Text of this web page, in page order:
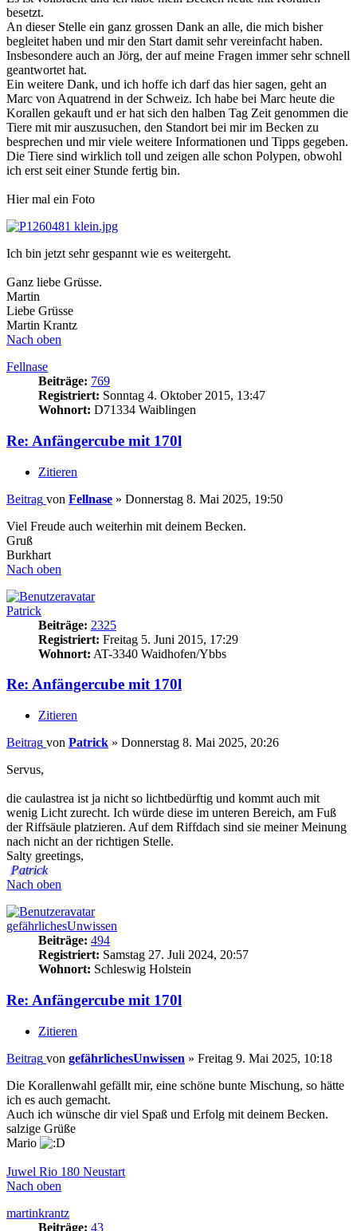
besetzt.
An dieser Stelle ein ganz grossen Dank an alle, die mich bisher
begleitet haben und mir den Start damit sehr vereinfacht haben.
Insbesondere auch an Jörg, der auf meine Fragen immer sehr schnell
geantwortet hat.
Ein weitere Dank, und ich hoffe ich darf das hier sagen, geht an
Marc von Aquatrend in der Schweiz. Ich habe bei Marc heute die
Korallen gekauft und er hat sich den halben Tag Zeit genommen die
Tiere mit mir auszusuchen, den Standort bei mir im Becken zu
besprechen und mir viele weitere Informationen und Tipps gegeben.
Die Tiere sind wirklich toll und zeigen alle schon Polypen, obwohl
ich erst seit einer Stunde fertig bin.
Hier mal ein Foto
Ich bin jetzt sehr gespannt wie es weitergeht.
Ganz liebe Grüsse.
Martin
Liebe Grüsse
Martin Krantz
Nach oben
Fellnase
Beiträge: 769
Registriert: Sonntag 4. Oktober 2015, 13:47
Wohnort: D71334 Waiblingen
Re: Anfängercube mit 170l
Zitieren
Beitrag von Fellnase » Donnerstag 8. Mai 2025, 19:50
Viel Freude auch weiterhin mit deinem Becken.
Gruß
Burkhart
Nach oben
Patrick
Beiträge: 2325
Registriert: Freitag 5. Juni 2015, 17:29
Wohnort: AT-3340 Waidhofen/Ybbs
Re: Anfängercube mit 170l
Zitieren
Beitrag von Patrick » Donnerstag 8. Mai 2025, 20:26
Servus,
die caulastrea ist ja nicht so lichtbedürftig und kommt auch mit
wenig Licht zurecht. Ich würde diese im unteren Bereich, am Fuß
der Riffsäule platzieren. Auf dem Riffdach sind sie meiner Meinung
nach nicht an der richtigen Stelle.
Salty greetings,
Patrick
Nach oben
gefährlichesUnwissen
Beiträge: 494
Registriert: Samstag 27. Juli 2024, 20:57
Wohnort: Schleswig Holstein
Re: Anfängercube mit 170l
Zitieren
Beitrag von gefährlichesUnwissen » Freitag 9. Mai 2025, 10:18
Die Korallenwahl gefällt mir, eine schöne bunte Mischung, so hätte
ich es auch gemacht.
Auch ich wünsche dir viel Spaß und Erfolg mit deinem Becken.
salzige Grüße
Mario
Juwel Rio 180 Neustart
Nach oben
martinkrantz
Beiträge: 43